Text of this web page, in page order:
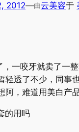
2012—由云美容于
咬牙就卖了一整
轻透了不少，同事
阿，难道用美白产